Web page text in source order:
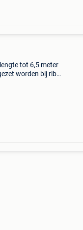
tot 6,5 meter
worden bij riba